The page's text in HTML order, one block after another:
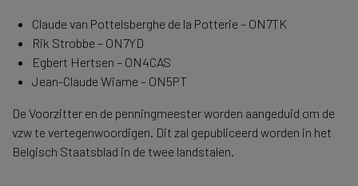
Claude van Pottelsberghe de la Potterie – ON7TK
Rik Strobbe – ON7YD
Egbert Hertsen – ON4CAS
Jean-Claude Wiame – ON5PT
De Voorzitter en de penningmeester worden aangeduid om de
vzw te vertegenwoordigen. Dit zal gepubliceerd worden in het
Belgisch Staatsblad in de twee landstalen.